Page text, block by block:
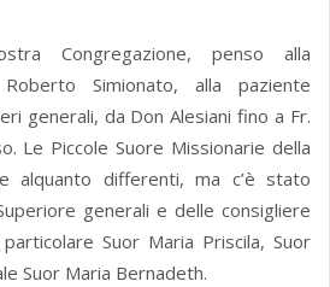
Congregazione, penso alla
Simionato, alla paziente
generali, da Don Alesiani fino a Fr.
Le Piccole Suore Missionarie della
alquanto differenti, ma c’è stato
generali e delle consigliere
Suor Maria Priscila, Suor
Suor Maria Bernadeth.